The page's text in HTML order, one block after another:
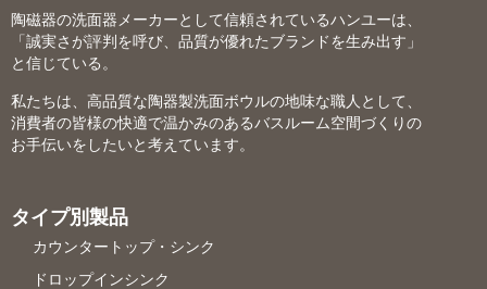
陶磁器の洗面器メーカーとして信頼されているハンユーは、
「誠実さが評判を呼び、品質が優れたブランドを生み出す」
と信じている。
私たちは、高品質な陶器製洗面ボウルの地味な職人として、
消費者の皆様の快適で温かみのあるバスルーム空間づくりの
お手伝いをしたいと考えています。
タイプ別製品
カウンタートップ・シンク
ドロップインシンク